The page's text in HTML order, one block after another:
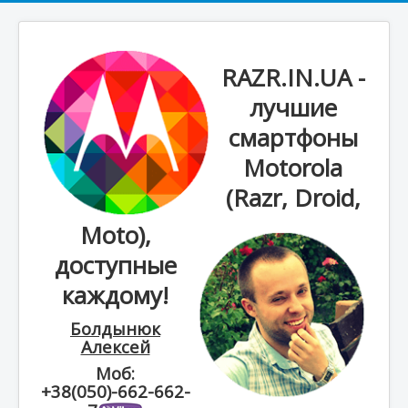
RAZR.IN.UA -
лучшие
смартфоны
Motorola
(Razr, Droid,
Moto),
доступные
каждому!
Болдынюк
Алексей
Моб:
+38(050)-662-662-